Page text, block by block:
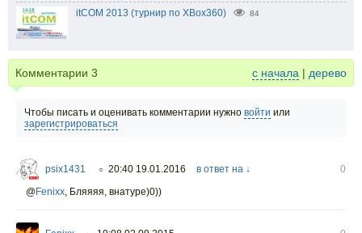
itCOM 2013 (турнир по XBox360) 84
Комментарии 3 с начала | дерево
Чтобы писать и оценивать комментарии нужно войти или
зарегистрироваться
psix1431 ○ 20:40 19.01.2016 в ответ на ↓
0
@Fenixx Бляяяя, внатуре)0))